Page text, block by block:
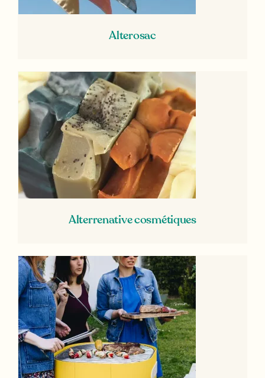
Alterosac
Alterrenative cosmétiques